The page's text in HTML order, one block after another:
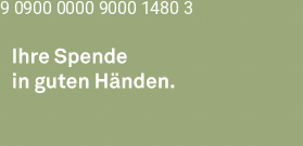
0900 0000 9000 1480 3